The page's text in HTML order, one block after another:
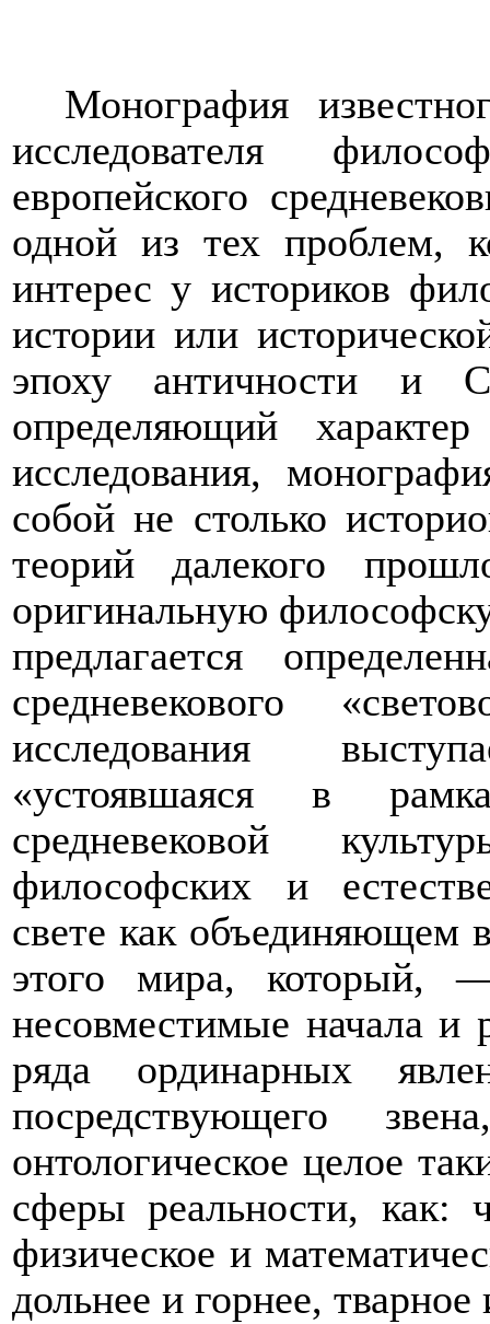
Монография
исследователя
европейского
одной из тех проблем,
интерес у историков
истории или
эпоху античности и
определяющий
исследования,
собой не столько
теорий далекого
оригинальную
предлагается
средневекового
исследования
«устоявшаяся в
средневековой
философских и
свете как объединяющем
этого мира, который,
несовместимые начала и
ряда ординарных
посредствующего
онтологическое целое
сферы реальности, как:
физическое и
дольнее и горнее,